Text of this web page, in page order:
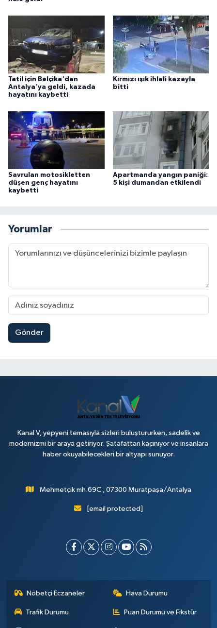
Tatil için Belçika'dan
Antalya'ya geldi, kazada
hayatını kaybetti
Kırmızı ışık ihlali kazayla
bitti
Savrulan motosikletten
düşen genç hayatını
kaybetti
Apartmanda yangın paniği:
5 kişi dumandan etkilendi
Yorumlar
Gönder
Kanal V, yepyeni temasıyla sizleri buluştururken, sadelik ve
modernizmi bir araya getiriyor. Şatafattan kaçınıyor ve insanlara
haber okuyabilecekleri bir altyapı sunuyor.
Mehmetçik mh.69C , 07300 Muratpaşa/Antalya
[email protected]
Nöbetçi Eczaneler Hava Durumu
Trafik Durumu Puan Durumu ve Fikstür